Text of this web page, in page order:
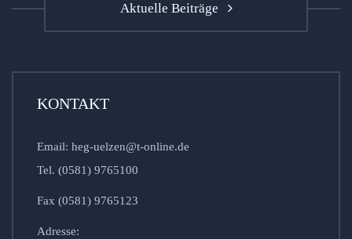
Aktuelle Beiträge
KONTAKT
Email: heg-uelzen@t-online.de
Tel. (0581) 9765100
Fax (0581) 9765123
Adresse: